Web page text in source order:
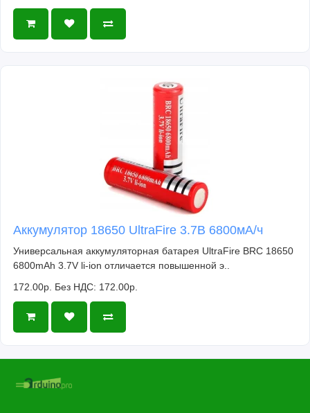
Аккумулятор 18650 UltraFire 3.7В 6800мА/ч
Универсальная аккумуляторная батарея UltraFire BRC 18650
6800mAh 3.7V li-ion отличается повышенной э..
172.00р. Без НДС: 172.00р.